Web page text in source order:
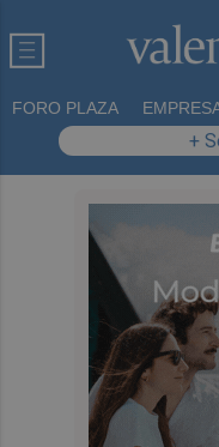
FORO PLAZA
+